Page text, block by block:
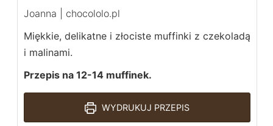
Joanna | chocololo.pl
Miękkie, delikatne i złociste muffinki z czekoladą
i malinami.
Przepis na 12-14 muffinek.
WYDRUKUJ PRZEPIS